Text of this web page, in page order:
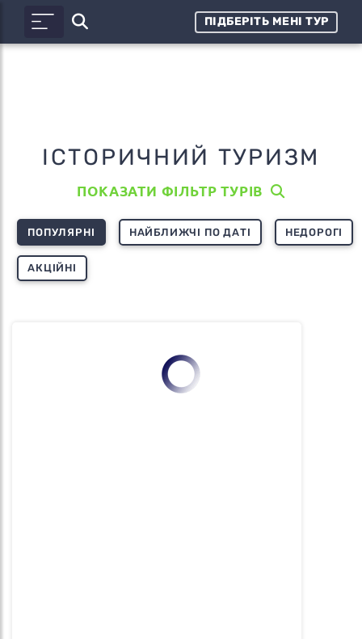
ПІДБЕРІТЬ МЕНІ ТУР
ІСТОРИЧНИЙ ТУРИЗМ
ПОКАЗАТИ ФІЛЬТР ТУРІВ
ПОПУЛЯРНІ НАЙБЛИЖЧІ ПО ДАТІ НЕДОРОГІ
АКЦІЙНІ